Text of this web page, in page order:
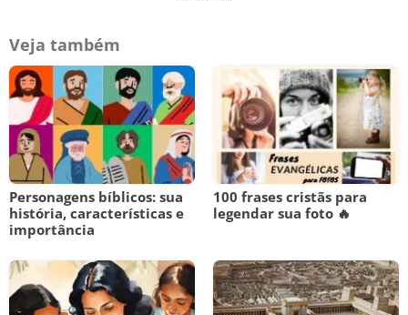
Veja também
Personagens bíblicos: sua
história, características e
importância
100 frases cristãs para
legendar sua foto 🔥